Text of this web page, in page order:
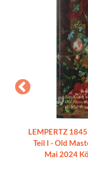
LEMPERTZ
Teil I - Old
Mai 2024